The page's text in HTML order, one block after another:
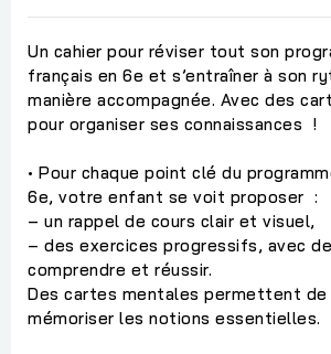
Un cahier pour réviser tout son
français en 6e et s’entraîner à son
manière accompagnée. Avec des
pour organiser ses connaissances !
• Pour chaque point clé du
6e, votre enfant se voit proposer :
– un rappel de cours clair et visuel,
– des exercices progressifs, avec
comprendre et réussir.
Des cartes mentales permettent de
mémoriser les notions essentielles.